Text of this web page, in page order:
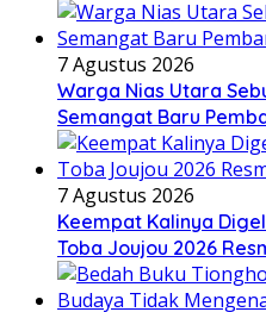
7 Agustus 2026
Warga Nias Utara
Semangat Baru
7 Agustus 2026
Keempat Kalinya
Toba Joujou 2026